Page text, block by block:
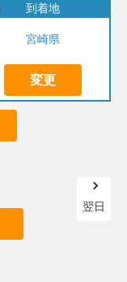
到着地
宮崎県
変更
翌日